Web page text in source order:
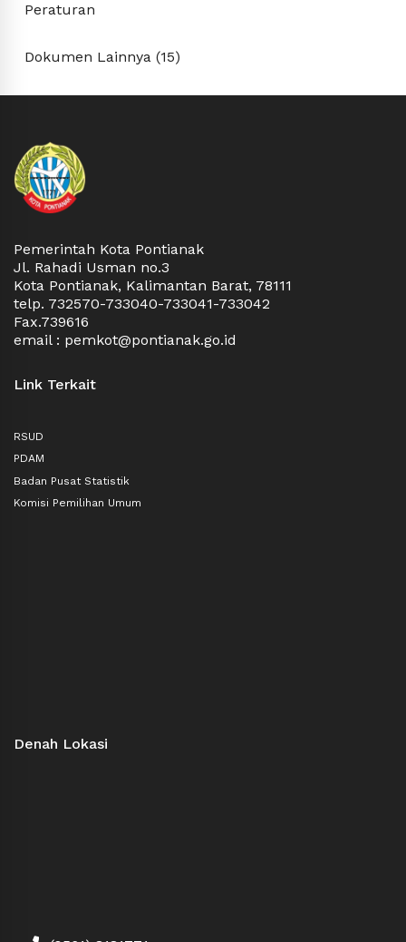
Peraturan
Dokumen Lainnya (15)
Pemerintah Kota Pontianak
Jl. Rahadi Usman no.3
Kota Pontianak, Kalimantan Barat, 78111
telp. 732570-733040-733041-733042
Fax.739616
email : pemkot@pontianak.go.id
Link Terkait
RSUD
PDAM
Badan Pusat Statistik
Komisi Pemilihan Umum
Denah Lokasi